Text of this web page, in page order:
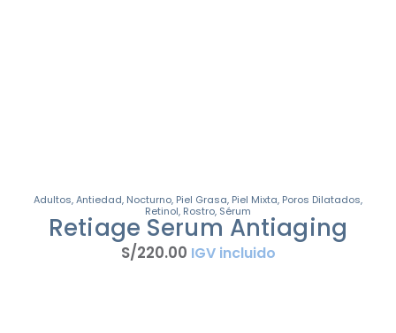
Adultos,Antiedad, Nocturno, Piel Grasa, Piel Mixta, Poros Dilatados,
Retinol, Rostro, Sérum
Retiage Serum Antiaging
S/220.00 IGV incluido